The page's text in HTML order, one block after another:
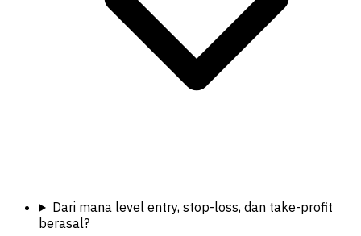
Dari mana level entry, stop-loss, dan take-profit
berasal?